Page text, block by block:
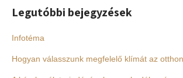
Legutóbbi bejegyzések
Infotéma
Hogyan válasszunk megfelelő klímát az